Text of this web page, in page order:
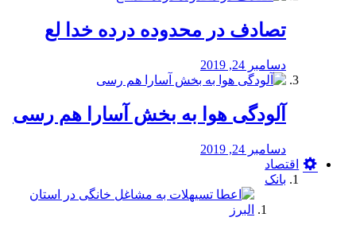
تصادف در محدوده درده خدا لع
دسامبر 24, 2019
آلودگی هوا به بخش آسارا هم رسی
دسامبر 24, 2019
اقتصاد
بانک